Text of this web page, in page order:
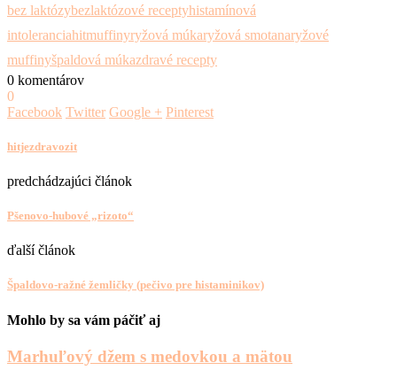
bez laktózybezlaktózové receptyhistamínová
intoleranciahitmuffinyryžová múkaryžová smotanaryžové
muffinyšpaldová múkazdravé recepty
0 komentárov
0
Facebook Twitter Google + Pinterest
hitjezdravozit
predchádzajúci článok
Pšenovo-hubové „rizoto“
ďalší článok
Špaldovo-ražné žemličky (pečivo pre histaminikov)
Mohlo by sa vám páčiť aj
Marhuľový džem s medovkou a mätou